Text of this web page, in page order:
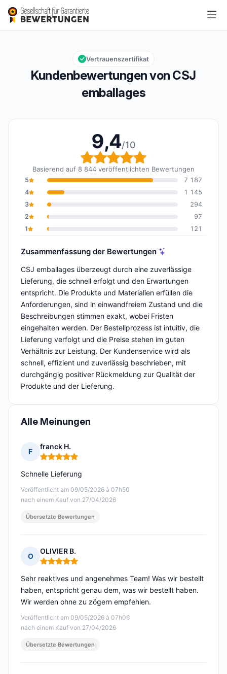
CSJ emballages
Gesamtbewertung: 9,4 von 10
9,4/10
Kundenbewertungen von CSJ
emballages
Vertrauenszertifikat
9,4/10
Gesamtbewertung: 9,4
Basierend auf 8 844 veröffentlichten Bewertungen
5
7 187
4
1 145
3
294
2
97
1
121
Zusammenfassung der Bewertungen
CSJ emballages überzeugt durch eine zuverlässige
Lieferung, die schnell erfolgt und den Erwartungen
entspricht. Die Produkte und Materialien erfüllen die
Anforderungen, sind in einwandfreiem Zustand und die
Beschreibungen stimmen exakt, wobei Fristen
eingehalten werden. Der Bestellprozess ist intuitiv, die
Lieferung verfolgt und die Preise stehen im guten
Verhältnis zur Leistung. Der Kundenservice wird als
schnell, effizient und zuverlässig beschrieben, mit
durchgängig positiver Rückmeldung zur Qualität der
Produkte und der Lieferung.
Alle Meinungen
F
franck H.
Hinweis: 5 von 5
Veröffentlicht am 09/05/2026 à 07h50
nach einem Kauf von 27/04/2026
Schnelle Lieferung
Übersetzte Bewertungen
O
OLIVIER B.
Hinweis: 5 von 5
Veröffentlicht am 09/05/2026 à 07h06
nach einem Kauf von 27/04/2026
Sehr reaktives und angenehmes Team! Was wir bestellt
haben, entspricht genau dem, was wir bestellt haben.
Wir werden ohne zu zögern empfehlen.
Übersetzte Bewertungen